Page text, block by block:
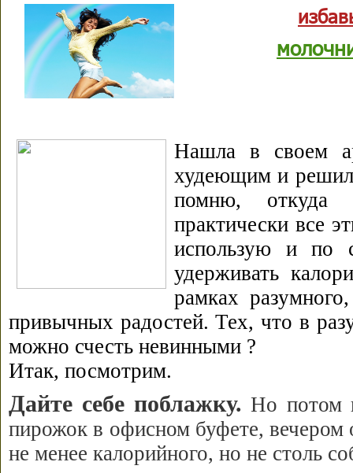
Нашла в своем
худеющим и
помню,
практически все
использую и по
удерживать
рамках
привычных радостей. Тех, что в
можно счесть невинными ?
Итак, посмотрим.
Дайте себе поблажку. Но потом
пирожок в офисном буфете, вечером
не менее калорийного, но не столь